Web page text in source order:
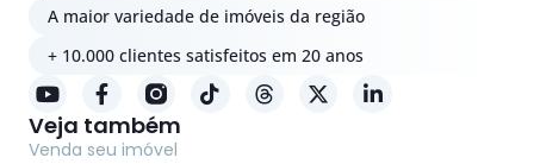
A maior variedade de imóveis da região
+ 10.000 clientes satisfeitos em 20 anos
Veja também
Venda seu imóvel